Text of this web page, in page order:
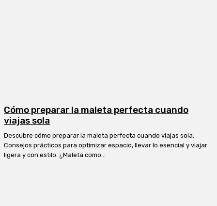
Cómo preparar la maleta perfecta cuando
viajas sola
Descubre cómo preparar la maleta perfecta cuando viajas sola.
Consejos prácticos para optimizar espacio, llevar lo esencial y viajar
ligera y con estilo. ¿Maleta como...